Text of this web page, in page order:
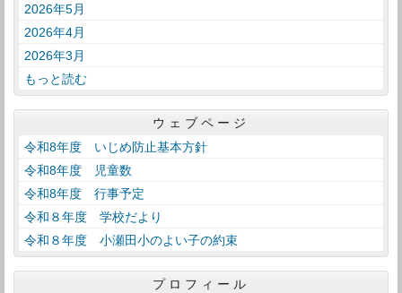
2026年5月
2026年4月
2026年3月
もっと読む
ウェブページ
令和8年度 いじめ防止基本方針
令和8年度 児童数
令和8年度 行事予定
令和８年度 学校だより
令和８年度 小瀬田小のよい子の約束
プロフィール